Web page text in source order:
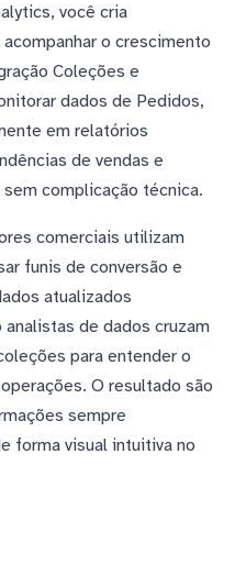
você cria
o crescimento
Coleções e
dados de Pedidos,
em relatórios
de vendas e
complicação técnica.
comerciais utilizam
funis de conversão e
atualizados
de dados cruzam
para entender o
O resultado são
sempre
forma visual intuitiva no